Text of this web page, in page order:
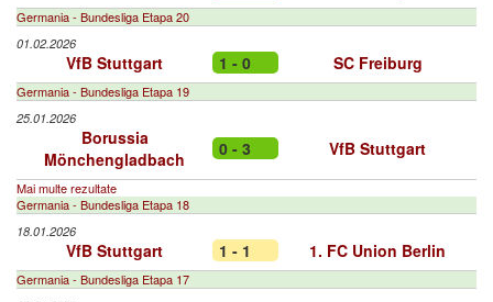
Germania - Bundesliga Etapa 20
01.02.2026
VfB Stuttgart 1 - 0 SC Freiburg
Germania - Bundesliga Etapa 19
25.01.2026
Borussia
Mönchengladbach
0 - 3 VfB Stuttgart
Mai multe rezultate
Germania - Bundesliga Etapa 18
18.01.2026
VfB Stuttgart 1 - 1 1. FC Union Berlin
Germania - Bundesliga Etapa 17